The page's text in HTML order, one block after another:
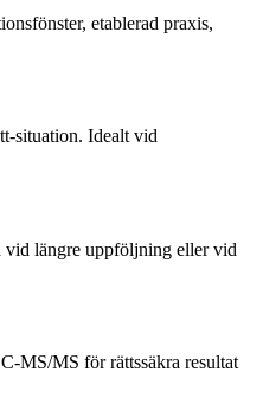
etablerad praxis,
situation. Idealt vid
längre uppföljning eller vid
MS/MS för rättssäkra resultat